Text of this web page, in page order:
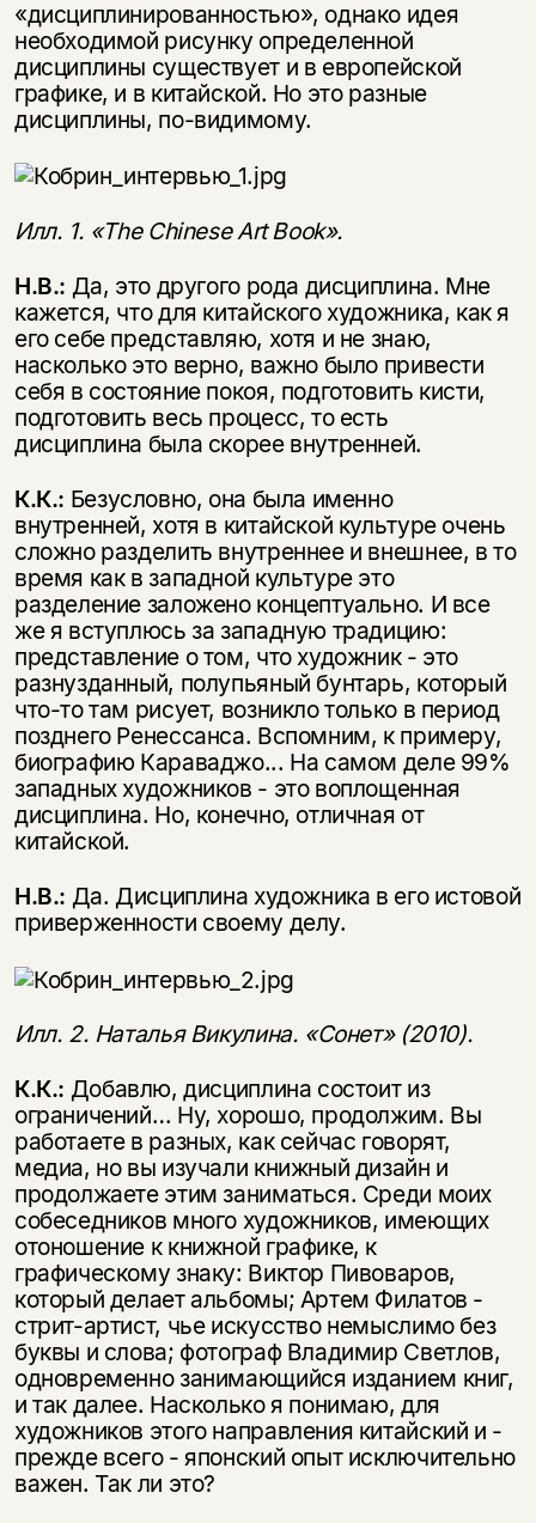
«дисциплинированностью», однако идея
необходимой рисунку определенной
дисциплины существует и в европейской
графике, и в китайской. Но это разные
дисциплины, по-видимому.
Илл. 1. «The Chinese Art Book».
Н.В.: Да, это другого рода дисциплина. Мне
кажется, что для китайского художника, как я
его себе представляю, хотя и не знаю,
насколько это верно, важно было привести
себя в состояние покоя, подготовить кисти,
подготовить весь процесс, то есть
дисциплина была скорее внутренней.
К.К.: Безусловно, она была именно
внутренней, хотя в китайской культуре очень
сложно разделить внутреннее и внешнее, в то
время как в западной культуре это
разделение заложено концептуально. И все
же я вступлюсь за западную традицию:
представление о том, что художник - это
разнузданный, полупьяный бунтарь, который
что-то там рисует, возникло только в период
позднего Ренессанса. Вспомним, к примеру,
биографию Караваджо... На самом деле 99%
западных художников - это воплощенная
дисциплина. Но, конечно, отличная от
китайской.
Н.В.: Да. Дисциплина художника в его истовой
приверженности своему делу.
Илл. 2. Наталья Викулина. «Сонет» (2010).
К.К.: Добавлю, дисциплина состоит из
ограничений… Ну, хорошо, продолжим. Вы
работаете в разных, как сейчас говорят,
медиа, но вы изучали книжный дизайн и
продолжаете этим заниматься. Среди моих
собеседников много художников, имеющих
отоношение к книжной графике, к
графическому знаку: Виктор Пивоваров,
который делает альбомы; Артем Филатов -
стрит-артист, чье искусство немыслимо без
буквы и слова; фотограф Владимир Светлов,
одновременно занимающийся изданием книг,
и так далее. Насколько я понимаю, для
художников этого направления китайский и -
прежде всего - японский опыт исключительно
важен. Так ли это?